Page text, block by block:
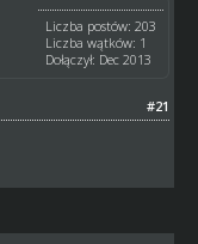
Liczba postów: 203
Liczba wątków: 1
Dołączył: Dec 2013
#21